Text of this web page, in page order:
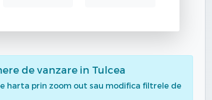
de vanzare in Tulcea
harta prin zoom out sau modifica filtrele de